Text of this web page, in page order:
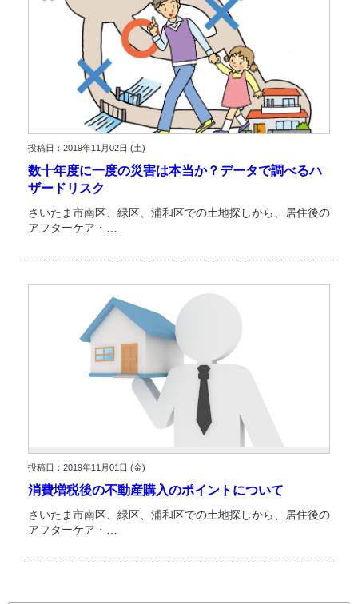
投稿日：2019年11月02日 (土)
数十年度に一度の災害は本当か？データで調べるハ
ザードリスク
さいたま市南区、緑区、浦和区での土地探しから、居住後の
アフターケア・…
投稿日：2019年11月01日 (金)
消費増税後の不動産購入のポイントについて
さいたま市南区、緑区、浦和区での土地探しから、居住後の
アフターケア・…